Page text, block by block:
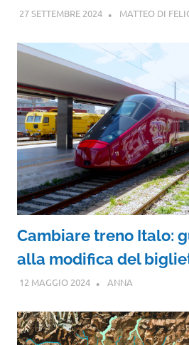
27 SETTEMBRE 2024 MATTEO DI
Cambiare treno Italo:
alla modifica del
12 MAGGIO 2024 ANNA